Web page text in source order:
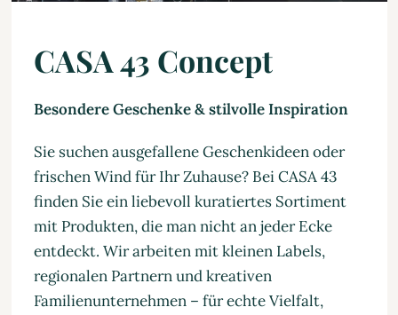
CASA 43 Concept
Besondere Geschenke & stilvolle Inspiration
Sie suchen ausgefallene Geschenkideen oder
frischen Wind für Ihr Zuhause? Bei CASA 43
finden Sie ein liebevoll kuratiertes Sortiment
mit Produkten, die man nicht an jeder Ecke
entdeckt. Wir arbeiten mit kleinen Labels,
regionalen Partnern und kreativen
Familienunternehmen – für echte Vielfalt,